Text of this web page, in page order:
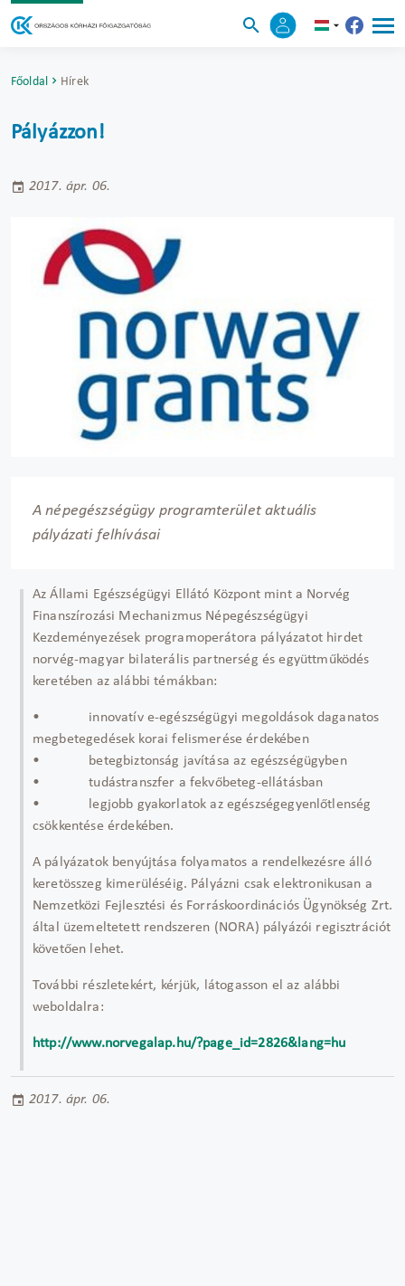
Főoldal Hírek
Pályázzon!
2017. ápr. 06.
A népegészségügy programterület aktuális
pályázati felhívásai
Az Állami Egészségügyi Ellátó Központ mint a Norvég
Finanszírozási Mechanizmus Népegészségügyi
Kezdeményezések programoperátora pályázatot hirdet
norvég-magyar bilaterális partnerség és együttműködés
keretében az alábbi témákban:
• innovatív e-egészségügyi megoldások daganatos
megbetegedések korai felismerése érdekében
• betegbiztonság javítása az egészségügyben
• tudástranszfer a fekvőbeteg-ellátásban
• legjobb gyakorlatok az egészségegyenlőtlenség
csökkentése érdekében.
A pályázatok benyújtása folyamatos a rendelkezésre álló
keretösszeg kimerüléséig. Pályázni csak elektronikusan a
Nemzetközi Fejlesztési és Forráskoordinációs Ügynökség Zrt.
által üzemeltetett rendszeren (NORA) pályázói regisztrációt
követően lehet.
További részletekért, kérjük, látogasson el az alábbi
weboldalra:
http://www.norvegalap.hu/?page_id=2826&lang=hu
2017. ápr. 06.